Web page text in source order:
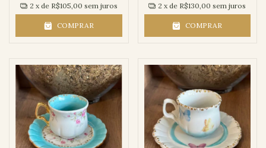
2 x de R$105,00 sem juros
COMPRAR
2 x de R$130,00 sem juros
COMPRAR